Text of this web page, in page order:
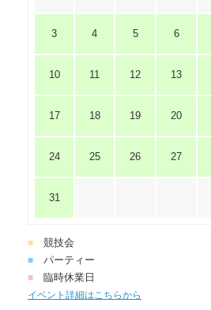
3 4 5 6
10 11 12 13
17 18 19 20
24 25 26 27
31
■ 競技会
■ パーティー
■ 臨時休業日
イベント詳細はこちらから